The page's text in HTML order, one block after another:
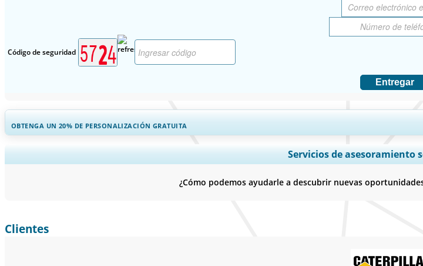
Código de seguridad
Entregar
OBTENGA UN 20% DE PERSONALIZACIÓN GRATUITA
Ampliar la cobertura regional y por país, Análisis de segmentos, Perfiles de
Servicios de asesoramiento
¿Cómo podemos ayudarle a descubrir nuevas
Clientes